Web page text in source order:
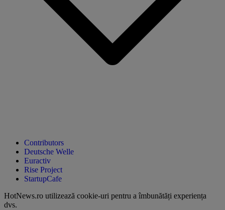
Contributors
Deutsche Welle
Euractiv
Rise Project
StartupCafe
HotNews.ro utilizează cookie-uri pentru a îmbunătăți experiența
dvs.